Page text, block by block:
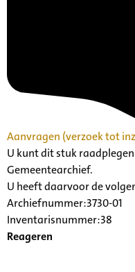
Aanvragen (verzoek tot
U kunt dit stuk
Gemeentearchief.
U heeft daarvoor de
Archiefnummer:3730-01
Inventarisnummer:38
Reageren